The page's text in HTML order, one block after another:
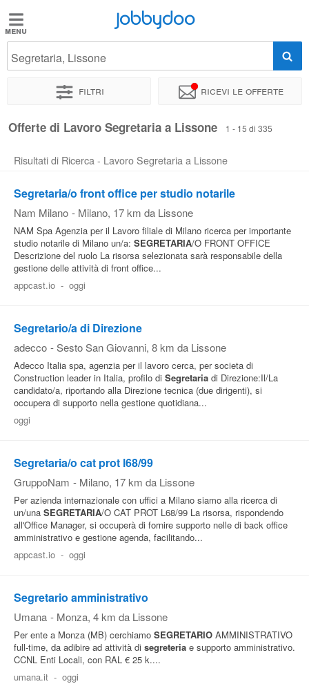
Jobbydoo
Offerte
Elenco
professioni
Blog
Pubblica
Offerte
Area
Aziende
Jobbydoo
Segretaria, Lissone
Filtri Ricevi le offerte
Offerte di Lavoro Segretaria a Lissone 1 - 15 di 335
Risultati di Ricerca - Lavoro Segretaria a Lissone
Segretaria/o front office per studio notarile
Nam Milano - Milano, 17 km da Lissone
NAM Spa Agenzia per il Lavoro filiale di Milano ricerca per importante
studio notarile di Milano un/a: SEGRETARIA/O FRONT OFFICE
Descrizione del ruolo La risorsa selezionata sarà responsabile della
gestione delle attività di front office...
appcast.io - oggi
Segretario/a di Direzione
adecco - Sesto San Giovanni, 8 km da Lissone
Adecco Italia spa, agenzia per il lavoro cerca, per societa di
Construction leader in Italia, profilo di Segretaria di Direzione:Il/La
candidato/a, riportando alla Direzione tecnica (due dirigenti), si
occupera di supporto nella gestione quotidiana...
oggi
Segretaria/o cat prot l68/99
GruppoNam - Milano, 17 km da Lissone
Per azienda internazionale con uffici a Milano siamo alla ricerca di
un/una SEGRETARIA/O CAT PROT L68/99 La risorsa, rispondendo
all'Office Manager, si occuperà di fornire supporto nelle di back office
amministrativo e gestione agenda, facilitando...
appcast.io - oggi
Segretario amministrativo
Umana - Monza, 4 km da Lissone
Per ente a Monza (MB) cerchiamo SEGRETARIO AMMINISTRATIVO
full-time, da adibire ad attività di segreteria e supporto amministrativo.
CCNL Enti Locali, con RAL € 25 k....
umana.it - oggi